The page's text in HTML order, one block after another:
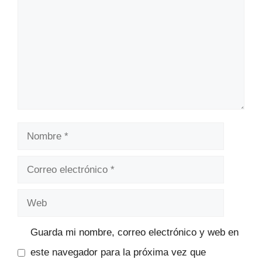
Nombre
Correo
Web
Guarda mi nombre, correo electrónico y web en
este navegador para la próxima vez que